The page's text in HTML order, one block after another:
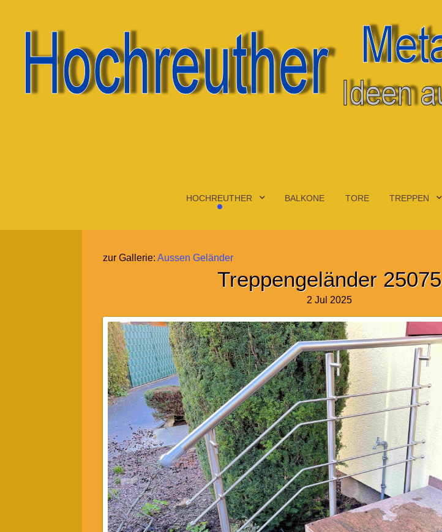
HOCHREUTHER BALKONE TORE TREPPEN
zur Gallerie:Aussen Geländer
Treppengeländer 25075
2 Jul 2025